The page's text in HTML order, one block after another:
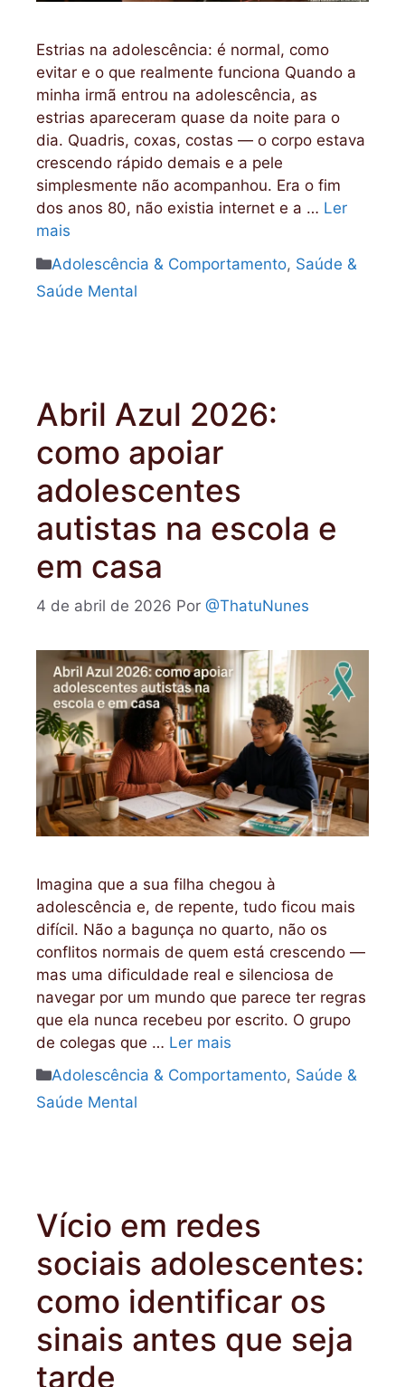
Estrias na adolescência: é normal, como
evitar e o que realmente funciona Quando a
minha irmã entrou na adolescência, as
estrias apareceram quase da noite para o
dia. Quadris, coxas, costas — o corpo estava
crescendo rápido demais e a pele
simplesmente não acompanhou. Era o fim
dos anos 80, não existia internet e a … Ler
mais
Categorias
Adolescência & Comportamento, Saúde &
Saúde Mental
Abril Azul 2026:
como apoiar
adolescentes
autistas na escola e
em casa
4 de abril de 2026 Por @ThatuNunes
Imagina que a sua filha chegou à
adolescência e, de repente, tudo ficou mais
difícil. Não a bagunça no quarto, não os
conflitos normais de quem está crescendo —
mas uma dificuldade real e silenciosa de
navegar por um mundo que parece ter regras
que ela nunca recebeu por escrito. O grupo
de colegas que … Ler mais
Categorias
Adolescência & Comportamento, Saúde &
Saúde Mental
Vício em redes
sociais adolescentes:
como identificar os
sinais antes que seja
tarde